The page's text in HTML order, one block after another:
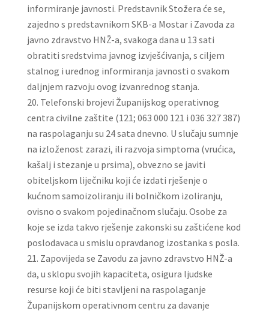
informiranje javnosti. Predstavnik Stožera će se,
zajedno s predstavnikom SKB-a Mostar i Zavoda za
javno zdravstvo HNŽ-a, svakoga dana u 13 sati
obratiti sredstvima javnog izvješćivanja, s ciljem
stalnog i urednog informiranja javnosti o svakom
daljnjem razvoju ovog izvanrednog stanja.
Telefonski brojevi Županijskog operativnog
centra civilne zaštite (121; 063 000 121 i 036 327 387)
na raspolaganju su 24 sata dnevno. U slučaju sumnje
na izloženost zarazi, ili razvoja simptoma (vrućica,
kašalj i stezanje u prsima), obvezno se javiti
obiteljskom liječniku koji će izdati rješenje o
kućnom samoizoliranju ili bolničkom izoliranju,
ovisno o svakom pojedinačnom slučaju. Osobe za
koje se izda takvo rješenje zakonski su zaštićene kod
poslodavaca u smislu opravdanog izostanka s posla.
Zapovijeda se Zavodu za javno zdravstvo HNŽ-a
da, u sklopu svojih kapaciteta, osigura ljudske
resurse koji će biti stavljeni na raspolaganje
Županijskom operativnom centru za davanje